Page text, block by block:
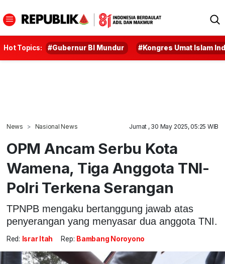
Hot Topics: #Gubernur BI Mundur #Kongres Umat Islam
News Nasional News Jumat , 30 May 2025, 05:25 WIB
OPM Ancam Serbu Kota
Wamena, Tiga Anggota TNI-
Polri Terkena Serangan
TPNPB mengaku bertanggung jawab atas
penyerangan yang menyasar dua anggota TNI.
Red: Israr Itah Rep: Bambang Noroyono